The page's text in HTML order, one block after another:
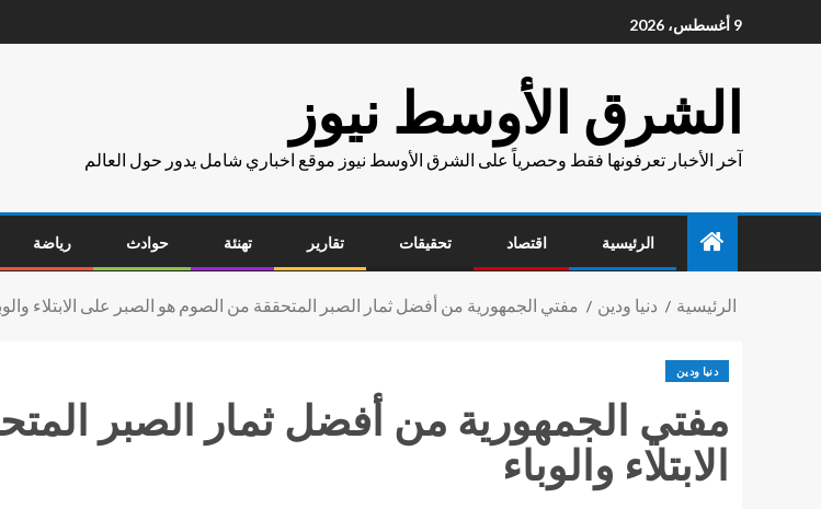
9 أغسطس، 2026
الشرق الأوسط نيوز
آخر الأخبار تعرفونها فقط وحصرياً على الشرق الأوسط نيوز موقع اخباري شامل يدور حول العالم
الرئيسية اقتصاد تحقيقات تقارير تهنئة حوادث رياضة
الرئيسية دنيا ودين مفتي الجمهورية من أفضل ثمار الصبر المتحققة من الصوم هو الصبر على الابتلاء
دنيا ودين
مفتي الجمهورية من أفضل ثمار الصبر
الابتلاء والوباء